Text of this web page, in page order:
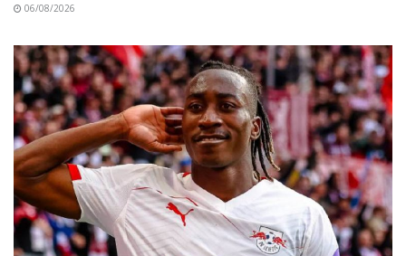
06/08/2026